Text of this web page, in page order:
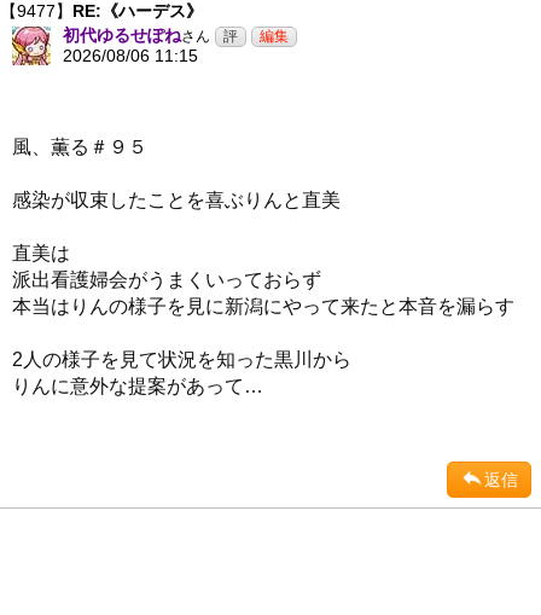
【9477】 RE:《ハーデス》
初代ゆるせぽねさん
2026/08/06 11:15
風、薫る＃９５
感染が収束したことを喜ぶりんと直美
直美は
派出看護婦会がうまくいっておらず
本当はりんの様子を見に新潟にやって来たと本音を漏らす
2人の様子を見て状況を知った黒川から
りんに意外な提案があって…
返信